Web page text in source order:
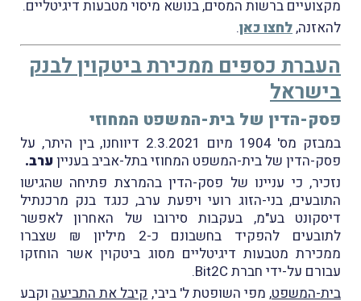
מקצועיים ברשות המסים, בנושא מיסוי מטבעות דיגיטליים.
להאזנה,לחצו כאן.
העברת כספים ממכירת ביטקוין לבנק
בישראל
פסק-הדין של בית-המשפט המחוזי
במבזק מס' 1904 מיום 2.3.2021 דיווחנו, בין היתר, על
פסק-הדין של בית-המשפט המחוזי בתל-אביב בענייןערב.
נזכיר, כי עניינו של פסק-הדין בהמרצת פתיחה שהגישו
התובעים, בני-הזוג רועי ויפעת ערב, כנגד בנק מרכנתיל
דיסקונט בע"מ, בעקבות סירובו של האחרון לאפשר
לתובעים להפקיד בחשבונם כ-2 מיליון ₪ שצברו
ממכירת מטבעות דיגיטליים מסוג ביטקוין אשר הוחזקו
עבורם על-ידי חברת Bit2C.
בית-המשפט, מפי השופטת ל' ביבי, קיבל את התביעה וקבע